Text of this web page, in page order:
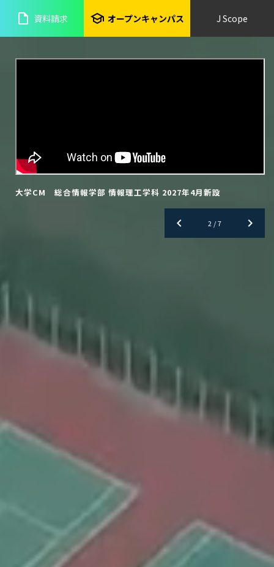
insert_drive_file 資料請求 school オープンキャンパス J Scope
大学CM 総合情報学部 情報理工学科 2027年4月新設
2 /7
chevron_left 2 /7 chevron_right